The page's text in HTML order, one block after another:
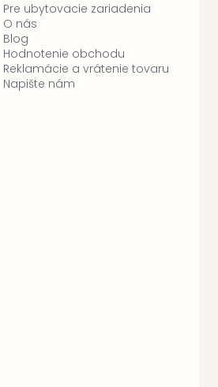
Pre ubytovacie zariadenia
O nás
Blog
Hodnotenie obchodu
Reklamácie a vrátenie tovaru
Napište nám